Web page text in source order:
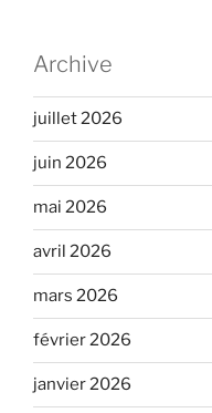
Archive
juillet 2026
juin 2026
mai 2026
avril 2026
mars 2026
février 2026
janvier 2026